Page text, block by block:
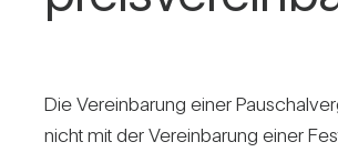
Die Ver­ein­ba­rung einer
nicht mit der Ver­ein­ba­rung einer